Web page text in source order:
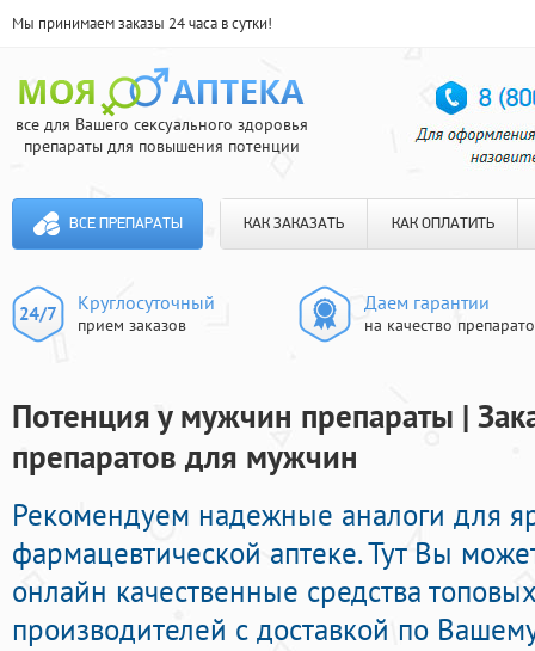
Мы принимаем заказы 24 часа в сутки!
все для Вашего сексуального здоровья
препараты для повышения потенции
ВСЕ ПРЕПАРАТЫ КАК ЗАКАЗАТЬ КАК ОПЛАТИТЬ
Круглосуточный
прием заказов
Даем гарантии
на качество
Потенция у мужчин препараты |
препаратов для мужчин
Рекомендуем надежные аналоги для
фармацевтической аптеке. Тут Вы
онлайн качественные средства
производителей с доставкой по